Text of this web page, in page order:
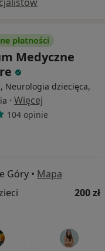
płatności
Medyczne
Neurologia dziecięca,
· Więcej
104 opinie
Góry • Mapa
200 zł